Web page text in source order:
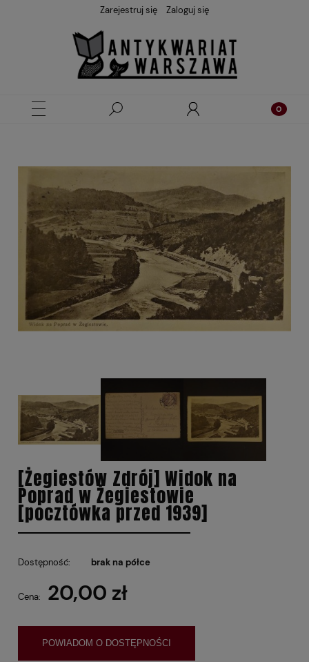
Zarejestruj się Zaloguj się
[Żegiestów Zdrój] Widok na
Poprad w Żegiestowie
[pocztówka przed 1939]
Dostępność: brak na półce
Cena: 20,00 zł
POWIADOM O DOSTĘPNOŚCI